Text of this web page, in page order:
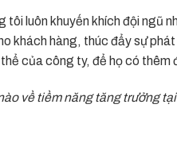
tôi luôn khuyến khích đội ngũ
khách hàng, thúc đẩy sự
của công ty, để họ có
về tiềm năng tăng trưởng